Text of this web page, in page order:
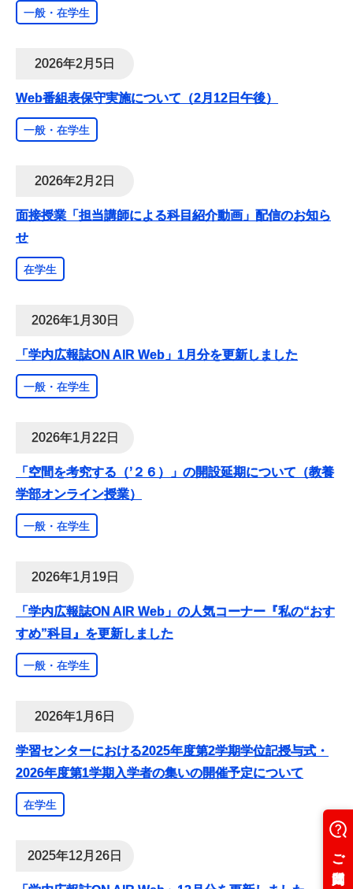
一般・在学生
2026年2月5日
Web番組表保守実施について（2月12日午後）
一般・在学生
2026年2月2日
面接授業「担当講師による科目紹介動画」配信のお知ら
せ
在学生
2026年1月30日
「学内広報誌ON AIR Web」1月分を更新しました
一般・在学生
2026年1月22日
「空間を考究する（ʼ２６）」の開設延期について（教養
学部オンライン授業）
一般・在学生
2026年1月19日
「学内広報誌ON AIR Web」の人気コーナー『私の“おす
すめ”科目』を更新しました
一般・在学生
2026年1月6日
学習センターにおける2025年度第2学期学位記授与式・
2026年度第1学期入学者の集いの開催予定について
在学生
2025年12月26日